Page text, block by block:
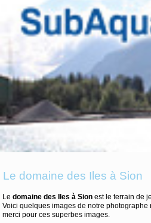
Le domaine des Iles à Sion
Le domaine des Iles à Sionest le terrain de
Voici quelques images de notre photographe
merci pour ces superbes images.